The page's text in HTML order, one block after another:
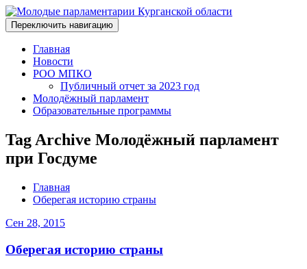
Переключить навигацию
Главная
Новости
РОО МПКО
Публичный отчет за 2023 год
Молодёжный парламент
Образовательные программы
Tag Archive Молодёжный парламент
при Госдуме
Главная
Оберегая историю страны
Сен 28, 2015
Оберегая историю страны